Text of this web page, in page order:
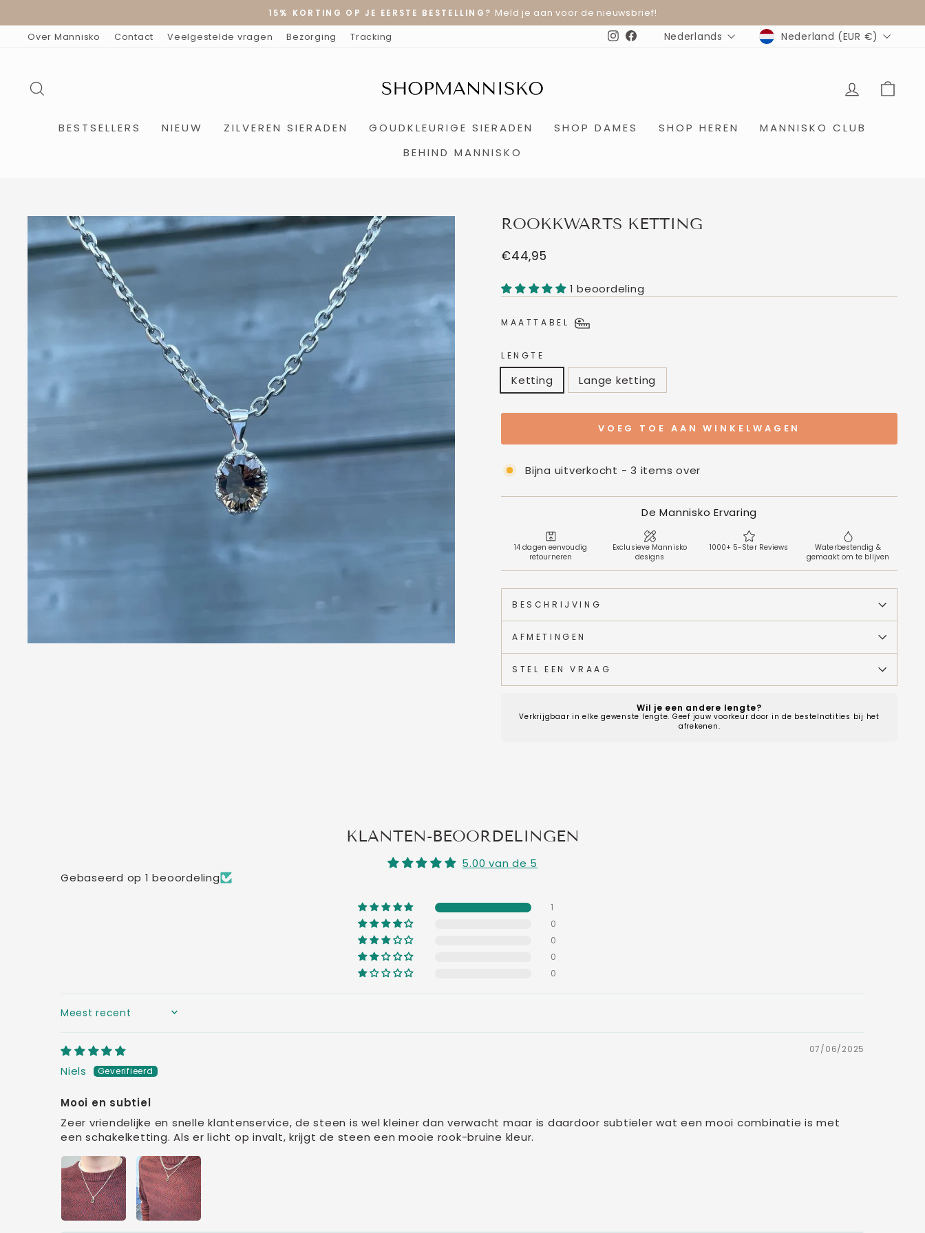
artikel
Diavoorstelling
15% KORTING OP JE EERSTE BESTELLING? Meld je aan voor de nieuwsbrief!
Over Mannisko Contact Veelgestelde vragen Bezorging Tracking Instagram
Facebook
TAAL
Nederlands MUNTEENHEID
Nederland (EUR €)
BESTSELLERS NIEUW ZILVEREN SIERADEN GOUDKLEURIGE SIERADEN SHOP DAMES SHOP HEREN
MANNISKO CLUB
BEHIND MANNISKO
ROOKKWARTS KETTING
Normale
€44,95
1 beoordeling
MAATTABEL
LENGTE
Ketting Lange ketting
VOEG TOE AAN WINKELWAGEN
Bijna uitverkocht - 3 items over
De Mannisko Ervaring
14 dagen eenvoudig
retourneren
Exclusieve Mannisko
designs
1000+ 5-Ster Reviews
Waterbestendig &
gemaakt om te blijven
BESCHRIJVING
AFMETINGEN
STEL EEN VRAAG
Wil je een andere lengte?
Verkrijgbaar in elke gewenste lengte. Geef jouw voorkeur door in de bestelnotities bij het
afrekenen.
KLANTEN-BEOORDELINGEN
5.00 van de 5
Gebaseerd op 1 beoordeling
1
0
0
0
0
SORT BY
07/06/2025
Niels
Mooi en subtiel
Zeer vriendelijke en snelle klantenservice, de steen is wel kleiner dan verwacht maar is daardoor subtieler wat een mooi combinatie is met
een schakelketting. Als er licht op invalt, krijgt de steen een mooie rook-bruine kleur.